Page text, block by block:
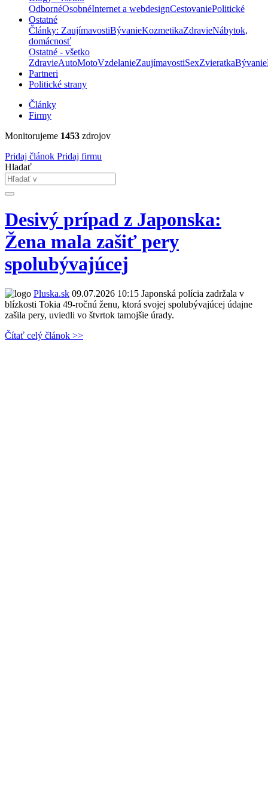
OdbornéOsobnéInternet a webdesignCestovaniePolitické
Ostatné
Články: ZaujímavostiBývanieKozmetikaZdravieNábytok,
domácnosť
Ostatné - všetko
ZdravieAutoMotoVzdelanieZaujímavostiSexZvieratkaBývanie
Partneri
Politické strany
Články
Firmy
Monitorujeme 1453 zdrojov
Pridaj článok Pridaj firmu
Hladať
Desivý prípad z Japonska:
Žena mala zašiť pery
spolubývajúcej
Pluska.sk 09.07.2026 10:15 Japonská polícia zadržala v
blízkosti Tokia 49-ročnú ženu, ktorá svojej spolubývajúcej údajne
zašila pery, uviedli vo štvrtok tamojšie úrady.
Čítať celý článok >>